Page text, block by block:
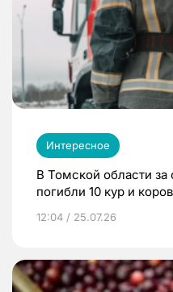
Интересное
В Томской области за
погибли 10 кур и
12:04 / 25.07.26